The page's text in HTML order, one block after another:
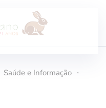
Saúde e Informação